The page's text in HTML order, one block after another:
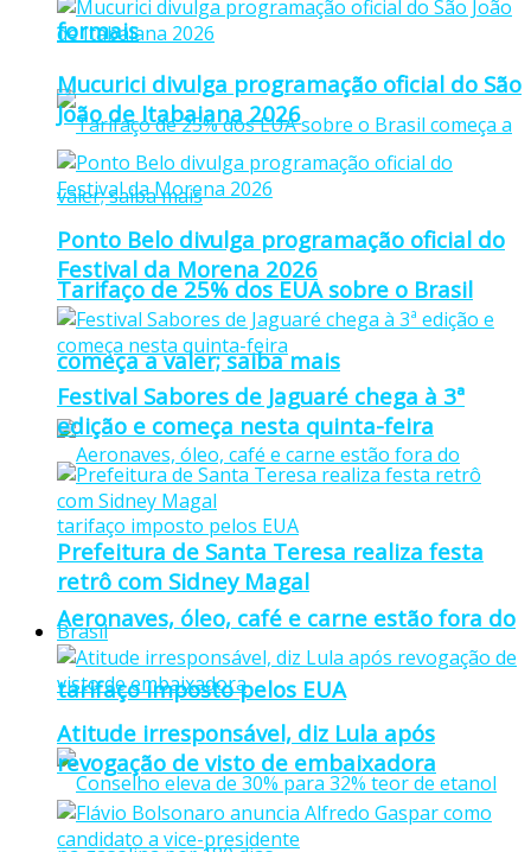
formais
Tarifaço de 25% dos EUA sobre o Brasil
começa a valer; saiba mais
Aeronaves, óleo, café e carne estão fora do
tarifaço imposto pelos EUA
Mucurici divulga programação oficial do São
João de Itabaiana 2026
Ponto Belo divulga programação oficial do
Festival da Morena 2026
Festival Sabores de Jaguaré chega à 3ª
edição e começa nesta quinta-feira
Prefeitura de Santa Teresa realiza festa
retrô com Sidney Magal
Brasil
Atitude irresponsável, diz Lula após
revogação de visto de embaixadora